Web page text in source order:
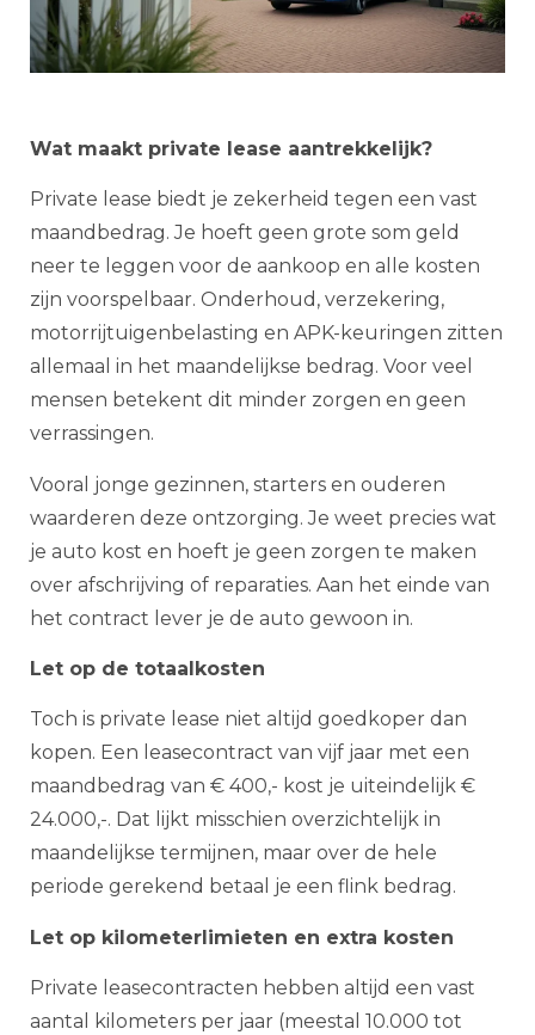
Wat maakt private lease aantrekkelijk?
Private lease biedt je zekerheid tegen een vast
maandbedrag. Je hoeft geen grote som geld
neer te leggen voor de aankoop en alle kosten
zijn voorspelbaar. Onderhoud, verzekering,
motorrijtuigenbelasting en APK-keuringen zitten
allemaal in het maandelijkse bedrag. Voor veel
mensen betekent dit minder zorgen en geen
verrassingen.
Vooral jonge gezinnen, starters en ouderen
waarderen deze ontzorging. Je weet precies wat
je auto kost en hoeft je geen zorgen te maken
over afschrijving of reparaties. Aan het einde van
het contract lever je de auto gewoon in.
Let op de totaalkosten
Toch is private lease niet altijd goedkoper dan
kopen. Een leasecontract van vijf jaar met een
maandbedrag van € 400,- kost je uiteindelijk €
24.000,-. Dat lijkt misschien overzichtelijk in
maandelijkse termijnen, maar over de hele
periode gerekend betaal je een flink bedrag.
Let op kilometerlimieten en extra kosten
Private leasecontracten hebben altijd een vast
aantal kilometers per jaar (meestal 10.000 tot